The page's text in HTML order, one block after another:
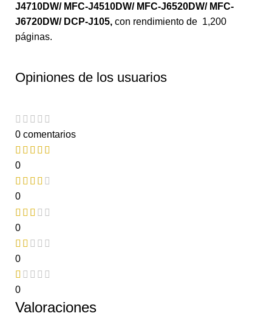
J4710DW/ MFC-J4510DW/ MFC-J6520DW/ MFC-
J6720DW/ DCP-J105, con rendimiento de 1,200
páginas.
Opiniones de los usuarios
0 comentarios
0
0
0
0
0
Valoraciones